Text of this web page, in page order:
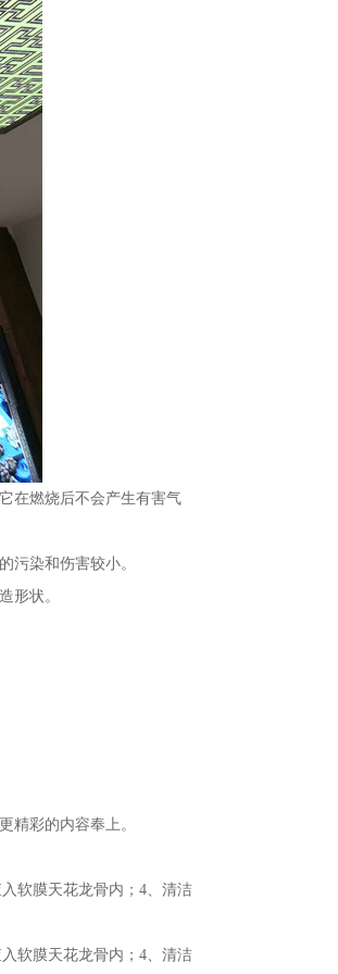
在燃烧后不会产生有害气
污染和伤害较小。
形状。
精彩的内容奉上。
软膜天花龙骨内；4、清洁
软膜天花龙骨内；4、清洁